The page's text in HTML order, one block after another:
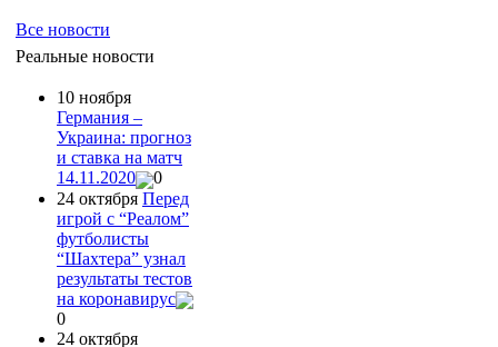
Все новости
Реальные новости
10 ноября
Германия –
Украина: прогноз
и ставка на матч
14.11.2020
0
24 октября Перед
игрой с “Реалом”
футболисты
“Шахтера” узнал
результаты тестов
на коронавирус
0
24 октября